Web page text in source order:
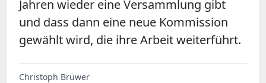
Jahren wieder eine Versammlung gibt
und dass dann eine neue Kommission
gewählt wird, die ihre Arbeit weiterführt.
Christoph Brüwer